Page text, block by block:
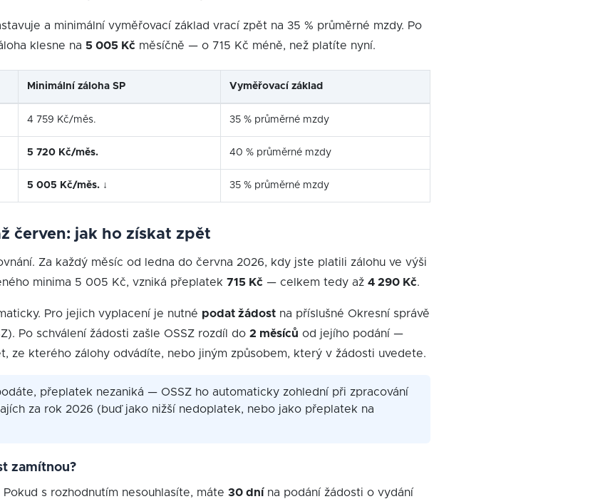
a minimální vyměřovací základ vrací zpět na 35 % průměrné mzdy. Po
klesne na 5 005 Kčměsíčně — o 715 Kč méně, než platíte nyní.
Minimální záloha SP Vyměřovací základ
4 759 Kč/měs. 35 % průměrné mzdy
5 720 Kč/měs. 40 % průměrné mzdy
5 005 Kč/měs.↓ 35 % průměrné mzdy
červen: jak ho získat zpět
Za každý měsíc od ledna do června 2026, kdy jste platili zálohu ve výši
minima 5 005 Kč, vzniká přeplatek 715 Kč— celkem tedy až 4 290 Kč.
Pro jejich vyplacení je nutné podat žádostna příslušné Okresní správě
Po schválení žádosti zašle OSSZ rozdíl do 2 měsíců od jejího podání —
ze kterého zálohy odvádíte, nebo jiným způsobem, který v žádosti uvedete.
přeplatek nezaniká — OSSZ ho automaticky zohlední při zpracování
za rok 2026 (buď jako nižší nedoplatek, nebo jako přeplatek na
zamítnou?
s rozhodnutím nesouhlasíte, máte 30 dnína podání žádosti o vydání